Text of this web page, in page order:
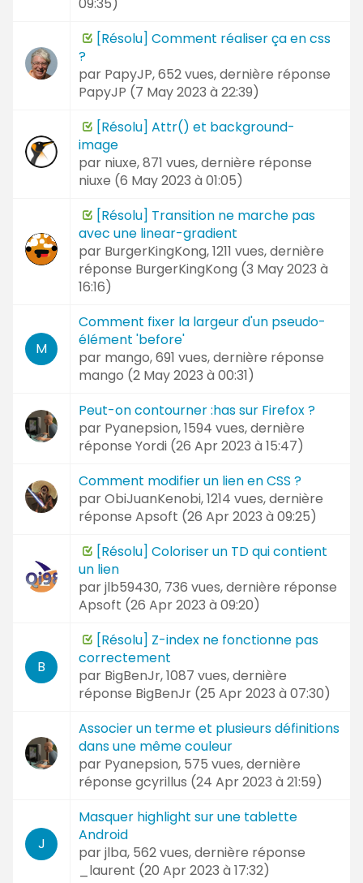
[Résolu] Comment réaliser ça en css
?
par PapyJP, 652 vues, dernière réponse
PapyJP (7 May 2023 à 22:39)
[Résolu] Attr() et background-
image
par niuxe, 871 vues, dernière réponse
niuxe (6 May 2023 à 01:05)
[Résolu] Transition ne marche pas
avec une linear-gradient
par BurgerKingKong, 1211 vues, dernière
réponse BurgerKingKong (3 May 2023 à
16:16)
M
Comment fixer la largeur d'un pseudo-
élément 'before'
par mango, 691 vues, dernière réponse
mango (2 May 2023 à 00:31)
Peut-on contourner :has sur Firefox ?
par Pyanepsion, 1594 vues, dernière
réponse Yordi (26 Apr 2023 à 15:47)
Comment modifier un lien en CSS ?
parObiJuanKenobi, 1214 vues, dernière
réponse Apsoft (26 Apr 2023 à 09:25)
[Résolu] Coloriser un TD qui contient
un lien
parjlb59430, 736 vues, dernière réponse
Apsoft (26 Apr 2023 à 09:20)
B
[Résolu] Z-index ne fonctionne pas
correctement
par BigBenJr, 1087 vues, dernière
réponse BigBenJr (25 Apr 2023 à 07:30)
Associer un terme et plusieurs définitions
dans une même couleur
par Pyanepsion, 575 vues, dernière
réponse gcyrillus (24 Apr 2023 à 21:59)
J
Masquer highlight sur une tablette
Android
parjlba, 562 vues, dernière réponse
_laurent (20 Apr 2023 à 17:32)